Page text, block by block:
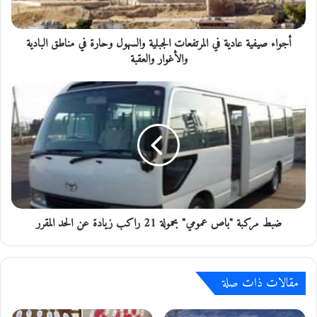
ف
ي
ة
ف
ا
ر
ع
ت
ا
أجواء صيفية عادية في المرتفعات الجبلية والسهول وحارة في مناطق البادية
والأغوار والعقبة
ب
ط
م
ك
"
و
م
ضبط مركبة "باص عمومي" بحمولة 21 راكب زيادة عن الحد المقرر
مقالات ذات صلة